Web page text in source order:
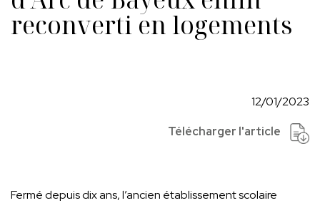
reconverti en logements
12/01/2023
Télécharger l'article
Fermé depuis dix ans, l’ancien établissement scolaire